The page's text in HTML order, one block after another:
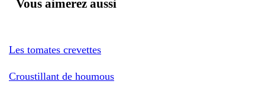
Vous aimerez aussi
Les tomates crevettes
Croustillant de houmous